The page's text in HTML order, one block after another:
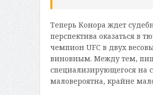
Теперь Конора ждет
перспектива оказаться в
чемпион UFC в двух
виновным. Между тем,
специализирующегося на
маловероятна, крайне